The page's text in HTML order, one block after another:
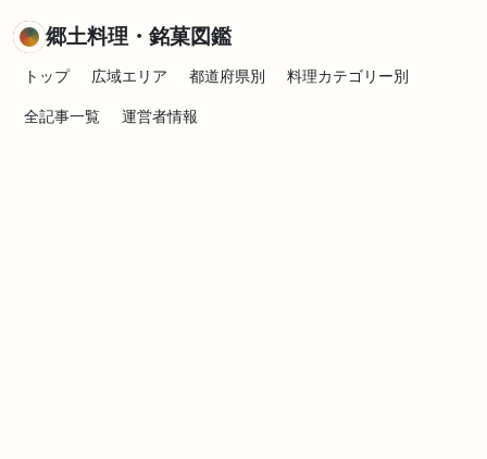
郷土料理・銘菓図鑑
トップ 広域エリア 都道府県別 料理カテゴリー別
全記事一覧 運営者情報